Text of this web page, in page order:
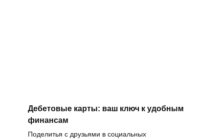
Дебетовые карты: ваш ключ к удобным
финансам
Поделитья с друзьями в социальных